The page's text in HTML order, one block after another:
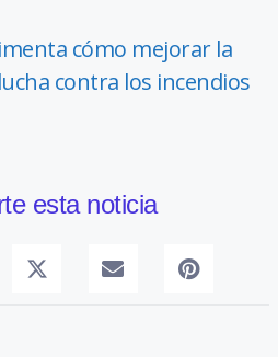
cómo mejorar la
contra los incendios
esta noticia